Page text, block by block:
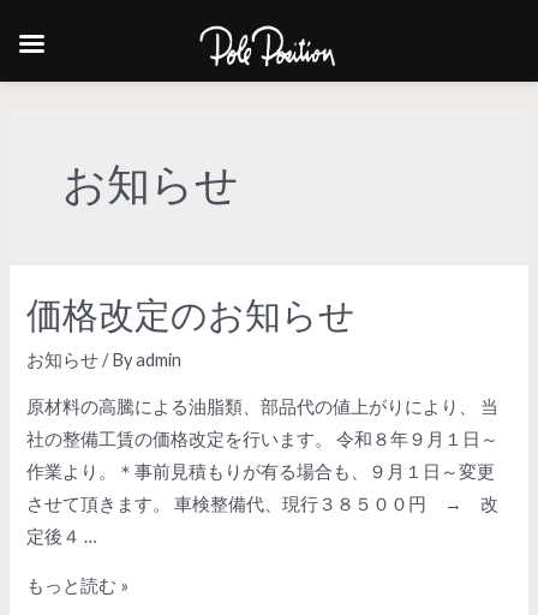
お知らせ
価格改定のお知らせ
お知らせ/ Byadmin
原材料の高騰による油脂類、部品代の値上がりにより、 当
社の整備工賃の価格改定を行います。 令和８年９月１日～
作業より。＊事前見積もりが有る場合も、９月１日～変更
させて頂きます。 車検整備代、現行３８５００円 → 改
定後４ …
もっと読む »